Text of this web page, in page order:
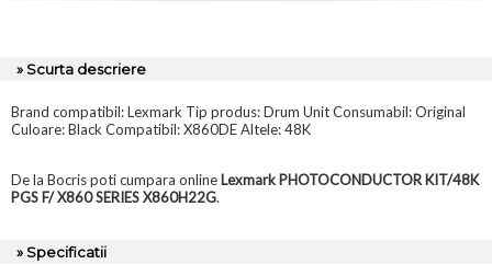
» Scurta descriere
Brand compatibil: Lexmark Tip produs: Drum Unit Consumabil: Original
Culoare: Black Compatibil: X860DE Altele: 48K
De la Bocris poti cumpara online Lexmark PHOTOCONDUCTOR KIT/48K
PGS F/ X860 SERIES X860H22G.
» Specificatii